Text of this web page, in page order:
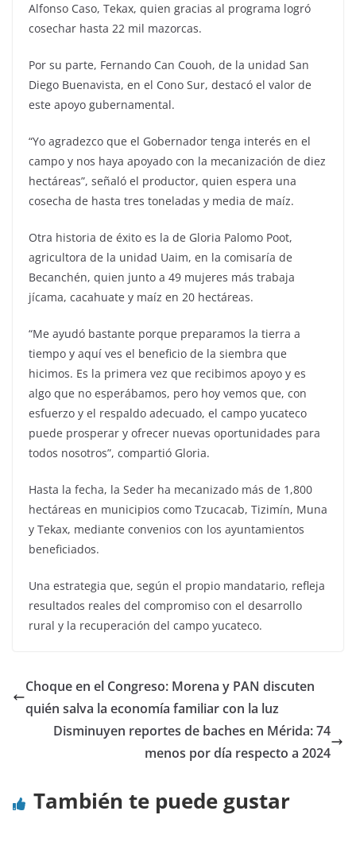
Alfonso Caso, Tekax, quien gracias al programa logró
cosechar hasta 22 mil mazorcas.
Por su parte, Fernando Can Couoh, de la unidad San
Diego Buenavista, en el Cono Sur, destacó el valor de
este apoyo gubernamental.
“Yo agradezco que el Gobernador tenga interés en el
campo y nos haya apoyado con la mecanización de diez
hectáreas”, señaló el productor, quien espera una
cosecha de hasta tres toneladas y media de maíz.
Otra historia de éxito es la de Gloria Palomo Poot,
agricultora de la unidad Uaim, en la comisaría de
Becanchén, quien junto a 49 mujeres más trabaja
jícama, cacahuate y maíz en 20 hectáreas.
“Me ayudó bastante porque preparamos la tierra a
tiempo y aquí ves el beneficio de la siembra que
hicimos. Es la primera vez que recibimos apoyo y es
algo que no esperábamos, pero hoy vemos que, con
esfuerzo y el respaldo adecuado, el campo yucateco
puede prosperar y ofrecer nuevas oportunidades para
todos nosotros”, compartió Gloria.
Hasta la fecha, la Seder ha mecanizado más de 1,800
hectáreas en municipios como Tzucacab, Tizimín, Muna
y Tekax, mediante convenios con los ayuntamientos
beneficiados.
Una estrategia que, según el propio mandatario, refleja
resultados reales del compromiso con el desarrollo
rural y la recuperación del campo yucateco.
Choque en el Congreso: Morena y PAN discuten
quién salva la economía familiar con la luz
Disminuyen reportes de baches en Mérida: 74
menos por día respecto a 2024
También te puede gustar